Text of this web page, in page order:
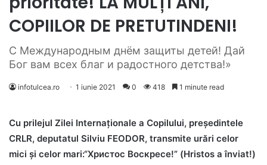
COPIILOR DE PRETUTINDENI!
С Международным днём защиты детей! Дай
Бог вам всех благ и радостного детства!»
infotulcea.ro 1 iunie 2021 0 418 1 minute read
Cu prilejul Zilei Internaționale a Copilului, președintele
CRLR, deputatul Silviu FEODOR, transmite urări celor
mici și celor mari:“Христос Воскресе!” (Hristos a înviat!)